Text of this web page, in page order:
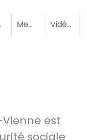
Membres (2)Vidéos
est
sociale